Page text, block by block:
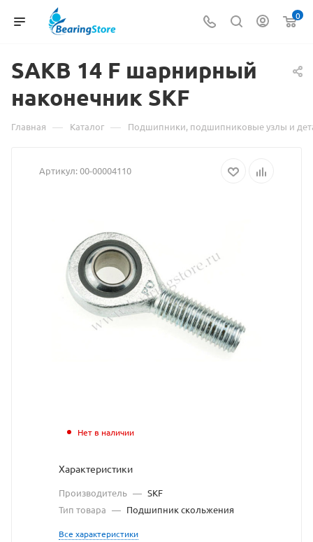
0
SAKB 14 F шарнирный
наконечник Материал
о
шарнирный
наконечник
SKF
взят
разрешения
SKF
Главная — Каталог — Подшипники, подшипниковые узлы и
Артикул:00-00004110
Нет в наличии
Характеристики
Производитель — SKF
Тип товара — Подшипник скольжения
Все характеристики